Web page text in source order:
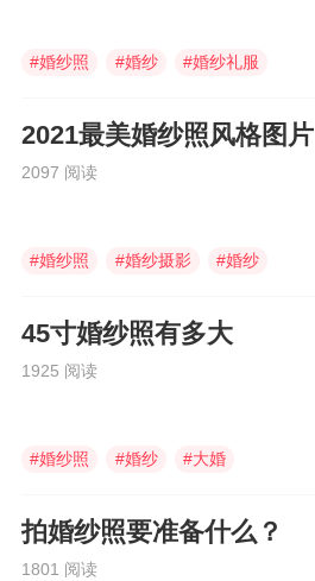
#婚纱照 #婚纱 #婚纱礼服
2021最美婚纱照风格图片
2097 阅读
#婚纱照 #婚纱摄影 #婚纱
45寸婚纱照有多大
1925 阅读
#婚纱照 #婚纱 #大婚
拍婚纱照要准备什么？
1801 阅读